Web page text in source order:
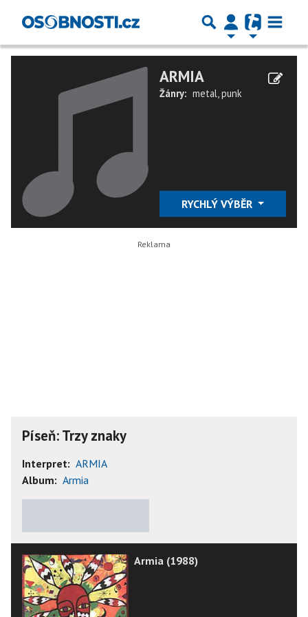
ARMIA
Žánry: metal,punk
RYCHLÝ VÝBĚR
Píseň: Trzy znaky
Interpret: ARMIA
Album: Armia
Armia (1988)